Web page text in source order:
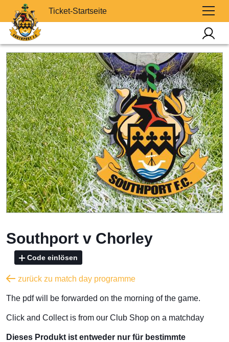
Ticket-Startseite
Southport v Chorley
Code einlösen
zurück zu match day programme
The pdf will be forwarded on the morning of the game.
Click and Collect is from our Club Shop on a matchday
Dieses Produkt ist entweder nur für bestimmte